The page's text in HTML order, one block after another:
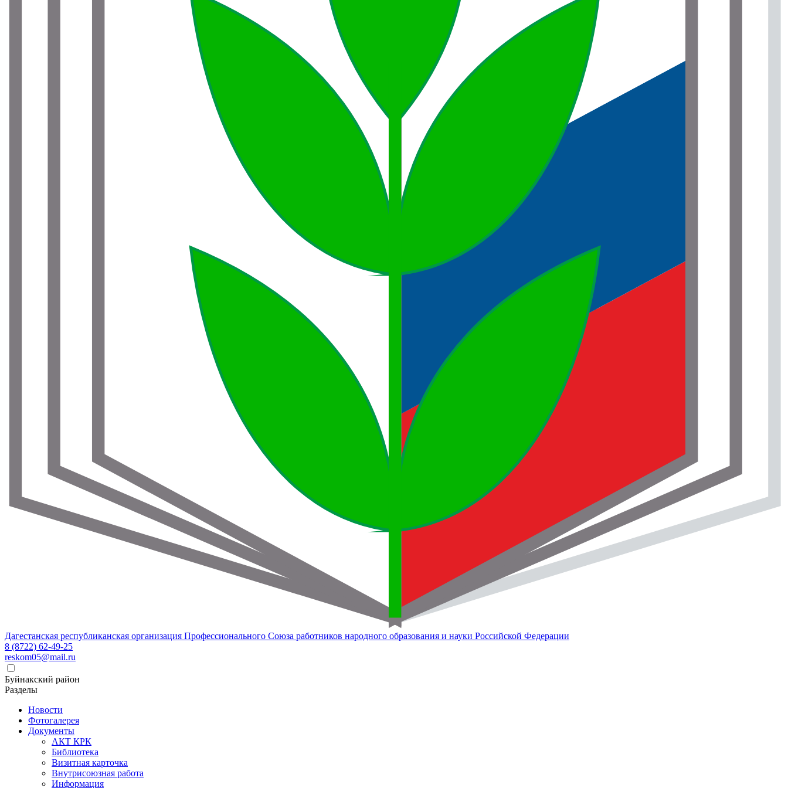
Дагестанская республиканская организация Профессионального Союза работников народного образования и науки Российской Федерации
8 (8722) 62-49-25
reskom05@mail.ru
Буйнакский район
Разделы
Новости
Фотогалерея
Документы
АКТ КРК
Библиотека
Визитная карточка
Внутрисоюзная работа
Информация